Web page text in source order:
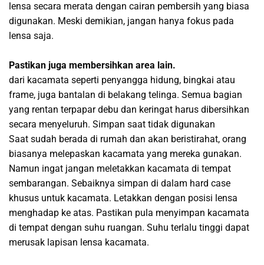
lensa secara merata dengan cairan pembersih yang biasa
digunakan. Meski demikian, jangan hanya fokus pada
lensa saja.
Pastikan juga membersihkan area lain.
dari kacamata seperti penyangga hidung, bingkai atau
frame, juga bantalan di belakang telinga. Semua bagian
yang rentan terpapar debu dan keringat harus dibersihkan
secara menyeluruh. Simpan saat tidak digunakan
Saat sudah berada di rumah dan akan beristirahat, orang
biasanya melepaskan kacamata yang mereka gunakan.
Namun ingat jangan meletakkan kacamata di tempat
sembarangan. Sebaiknya simpan di dalam hard case
khusus untuk kacamata. Letakkan dengan posisi lensa
menghadap ke atas. Pastikan pula menyimpan kacamata
di tempat dengan suhu ruangan. Suhu terlalu tinggi dapat
merusak lapisan lensa kacamata.